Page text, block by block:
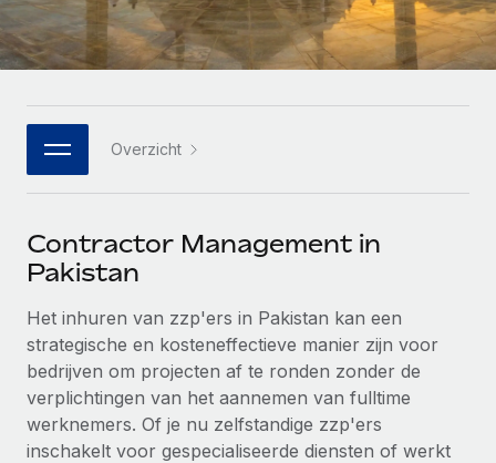
Platform
Ingebouwde essentiële HR-functies voor je team
Integraties
DIENSTEN
Krijg hulp van global HR- en juridische experts
Achtergrondonderzoek
Vereenvoudig het screeningsproces van
kandidaten
Enterprise
Global HR voor grote bedrijven
WERK MET ONS SAMEN
Strategische technologiepartners
Een partner worden
Ontdek hoe je met ons kunt samenwerken
Integraties en advies over AI-automatiseringen
CASESTUDY'S
HR-woordenlijst
Checklists en templates
Webinars
Newsroom
Inzichtencentrum
Support
Alle bronnen bekijken
Italiano
Português (Portugal)
日本語
한국어
Overzicht
Contractor Management in
Pakistan
Het inhuren van zzp'ers in Pakistan kan een
strategische en kosteneffectieve manier zijn voor
bedrijven om projecten af te ronden zonder de
verplichtingen van het aannemen van fulltime
werknemers. Of je nu zelfstandige zzp'ers
inschakelt voor gespecialiseerde diensten of werkt